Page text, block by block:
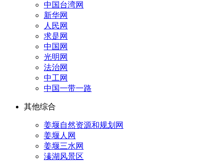
中国台湾网
新华网
人民网
求是网
中国网
光明网
法治网
中工网
中国一带一路
其他综合
姜堰自然资源和规划网
姜堰人网
姜堰三水网
溱湖风景区